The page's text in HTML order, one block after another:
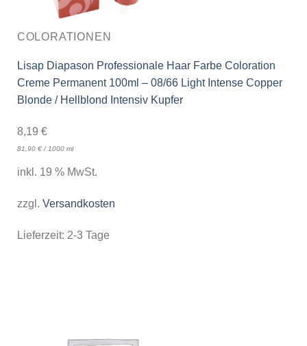
COLORATIONEN
Lisap Diapason Professionale Haar Farbe Coloration
Creme Permanent 100ml – 08/66 Light Intense Copper
Blonde / Hellblond Intensiv Kupfer
8,19 €
81,90 €/ 1000 ml
inkl. 19 % MwSt.
zzgl. Versandkosten
Lieferzeit: 2-3 Tage